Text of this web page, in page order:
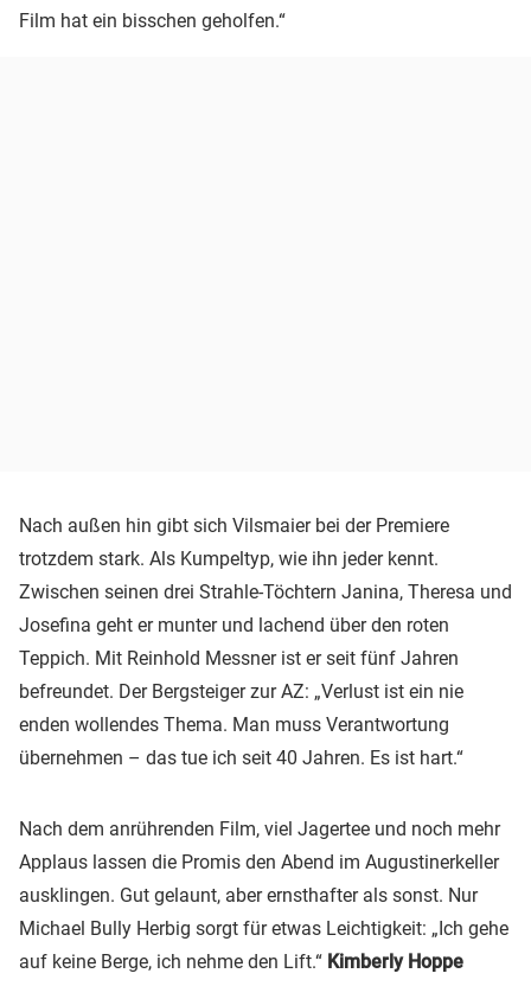
Film hat ein bisschen geholfen.“
Nach außen hin gibt sich Vilsmaier bei der Premiere
trotzdem stark. Als Kumpeltyp, wie ihn jeder kennt.
Zwischen seinen drei Strahle-Töchtern Janina, Theresa und
Josefina geht er munter und lachend über den roten
Teppich. Mit Reinhold Messner ist er seit fünf Jahren
befreundet. Der Bergsteiger zur AZ: „Verlust ist ein nie
enden wollendes Thema. Man muss Verantwortung
übernehmen – das tue ich seit 40 Jahren. Es ist hart.“
Nach dem anrührenden Film, viel Jagertee und noch mehr
Applaus lassen die Promis den Abend im Augustinerkeller
ausklingen. Gut gelaunt, aber ernsthafter als sonst. Nur
Michael Bully Herbig sorgt für etwas Leichtigkeit: „Ich gehe
auf keine Berge, ich nehme den Lift.“ Kimberly Hoppe